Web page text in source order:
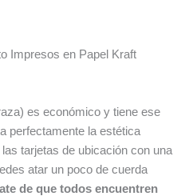
Impresos en Papel Kraft
es económico y tiene ese
perfectamente la estética
tarjetas de ubicación con una
atar un poco de cuerda
de que todos encuentren